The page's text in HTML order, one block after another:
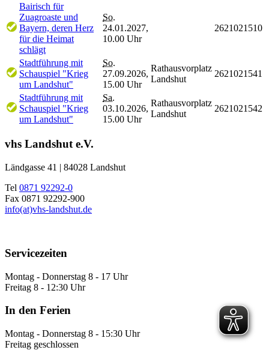
Bairisch für
Zuagroaste und
Bayern, deren Herz
für die Heimat
schlägt
So.
24.01.2027,
10.00 Uhr
2621021510
Stadtführung mit
Schauspiel "Krieg
um Landshut"
So.
27.09.2026,
15.00 Uhr
Rathausvorplatz
Landshut
2621021541
Stadtführung mit
Schauspiel "Krieg
um Landshut"
Sa.
03.10.2026,
15.00 Uhr
Rathausvorplatz
Landshut
2621021542
vhs Landshut e.V.
Ländgasse 41 | 84028 Landshut
Tel 0871 92292-0
Fax 0871 92292-900
info(at)vhs-landshut.de
Servicezeiten
Montag - Donnerstag 8 - 17 Uhr
Freitag 8 - 12:30 Uhr
In den Ferien
Montag - Donnerstag 8 - 15:30 Uhr
Freitag geschlossen